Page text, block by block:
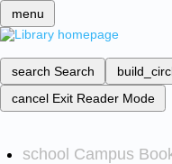
menu
search Search
cancel Exit Reader Mode
school Campus